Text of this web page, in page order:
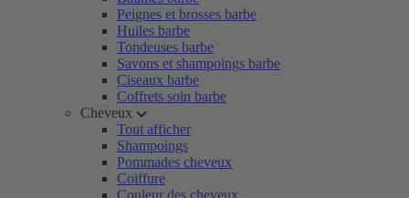
Peignes et brosses barbe
Huiles barbe
Tondeuses barbe
Savons et shampoings barbe
Ciseaux barbe
Coffrets soin barbe
Cheveux
Tout afficher
Shampoings
Pommades cheveux
Coiffure
Couleur des cheveux